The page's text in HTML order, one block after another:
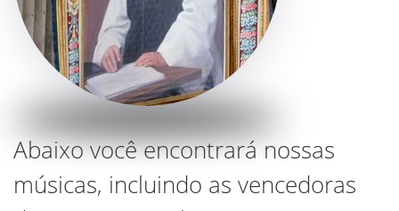
Abaixo você encontrará nossas
músicas, incluindo as vencedoras